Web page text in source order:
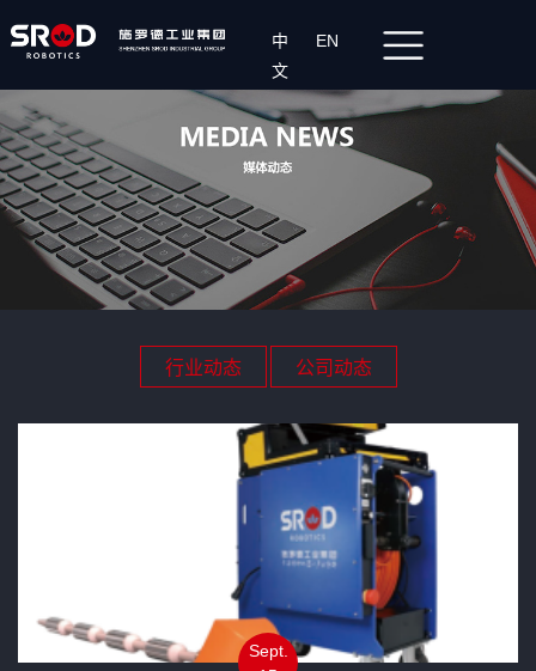
中
文
EN
行业动态 公司动态
Sept.